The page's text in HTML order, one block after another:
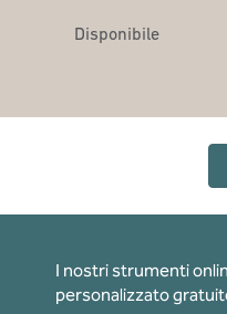
Disponibile
I nostri strumenti
personalizzato